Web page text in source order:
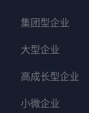
集团型企业
大型企业
高成长型企业
小微企业